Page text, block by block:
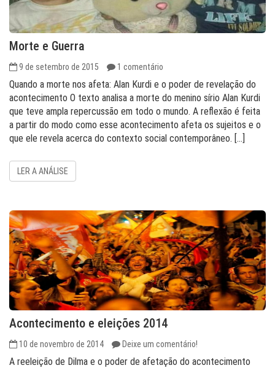
Morte e Guerra
9 de setembro de 2015 1 comentário
Quando a morte nos afeta: Alan Kurdi e o poder de revelação do
acontecimento O texto analisa a morte do menino sírio Alan Kurdi
que teve ampla repercussão em todo o mundo. A reflexão é feita
a partir do modo como esse acontecimento afeta os sujeitos e o
que ele revela acerca do contexto social contemporâneo. […]
LER A ANÁLISE
Acontecimento e eleições 2014
10 de novembro de 2014 Deixe um comentário!
A reeleição de Dilma e o poder de afetação do acontecimento